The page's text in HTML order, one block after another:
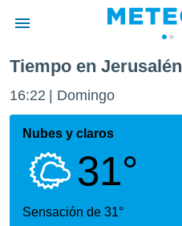
de
ha
calidad.
a este
Tiempo en Jerusalén
16:22 Domingo
Nubes y claros
31°
Sensación de 31°